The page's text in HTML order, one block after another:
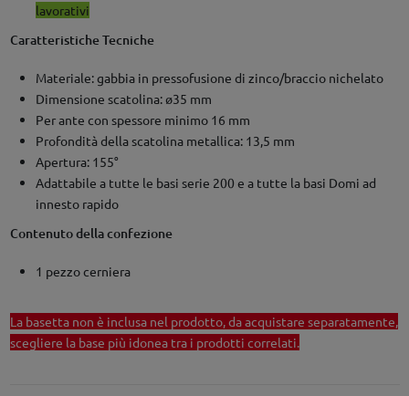
lavorativi
Caratteristiche Tecniche
Materiale: gabbia in pressofusione di zinco/braccio nichelato
Dimensione scatolina: ø35 mm
Per ante con spessore minimo 16 mm
Profondità della scatolina metallica: 13,5 mm
Apertura: 155°
Adattabile a tutte le basi serie 200 e a tutte la basi Domi ad
innesto rapido
Contenuto della confezione
1 pezzo cerniera
La basetta non è inclusa nel prodotto, da acquistare separatamente,
scegliere la base più idonea tra i prodotti correlati.